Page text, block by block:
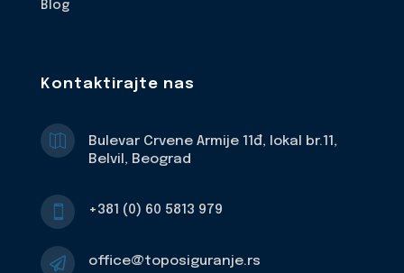
Blog
Kontaktirajte nas

Bulevar Crvene Armije 11đ, lokal br.11,
Belvil, Beograd
 +381 (0) 60 5813 979
 office@toposiguranje.rs